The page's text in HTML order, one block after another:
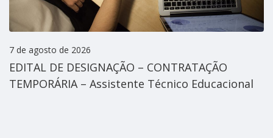
EDITAL DE DESIGNAÇÃO – CONTRATAÇÃO
TEMPORÁRIA – Assistente Técnico Educacional
7 de agosto de 2026